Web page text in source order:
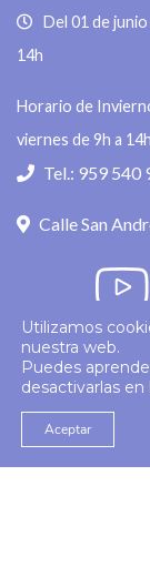
Del 01 de
14h
Horario de
viernes de 9h a 14h
Tel.: 959 540
Calle San
© 2026 Colegio
Utilizamos
nuestra web.
Puedes
desactivarlas en
Aceptar